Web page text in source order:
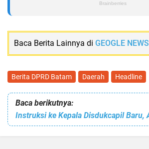
Baca Berita Lainnya di GEOGLE NEWS
Berita DPRD Batam Daerah Headline
Baca berikutnya: